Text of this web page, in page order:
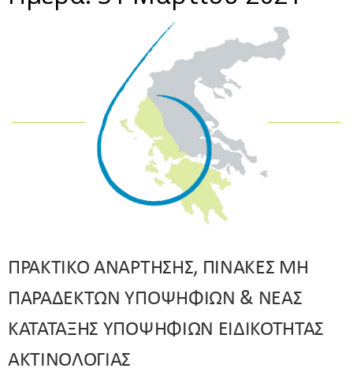
ΠΡΑΚΤΙΚΟ ΑΝΑΡΤΗΣΗΣ, ΠΙΝΑΚΕΣ ΜΗ
ΠΑΡΑΔΕΚΤΩΝ ΥΠΟΨΗΦΙΩΝ & ΝΕΑΣ
ΚΑΤΑΤΑΞΗΣ ΥΠΟΨΗΦΙΩΝ ΕΙΔΙΚΟΤΗΤΑΣ
ΑΚΤΙΝΟΛΟΓΙΑΣ